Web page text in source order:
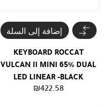
KEYBOARD ROCCAT
VULCAN II MINI 65% DUAL
LED LINEAR -BLACK
₪422.58
إضافة إلى السلة